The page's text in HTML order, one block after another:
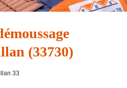
(33730)
33